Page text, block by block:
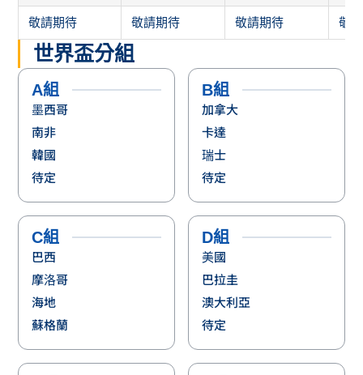
敬請期待 敬請期待 敬請期待 敬
世界盃分組
A組
墨西哥
南非
韓國
待定
B組
加拿大
卡達
瑞士
待定
C組
巴西
摩洛哥
海地
蘇格蘭
D組
美國
巴拉圭
澳大利亞
待定